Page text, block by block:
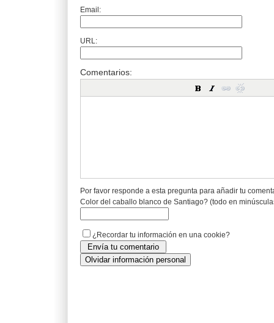
Email:
URL:
Comentarios:
Por favor responde a esta pregunta para añadir tu
Color del caballo blanco de Santiago? (todo en
¿Recordar tu información en una cookie?